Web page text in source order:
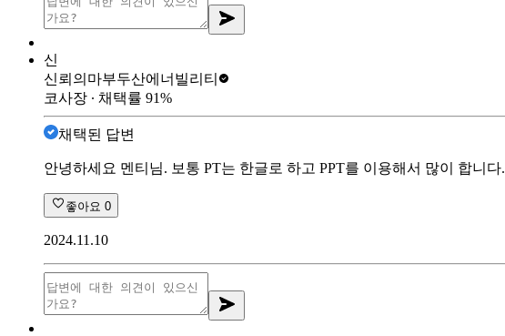
신
신뢰의마부두산에너빌리티
코사장 ∙ 채택률 91%
채택된 답변
안녕하세요 멘티님. 보통 PT는 한글로 하고 PPT를 이용해서 많이 합니다.
좋아요 0
2024.11.10